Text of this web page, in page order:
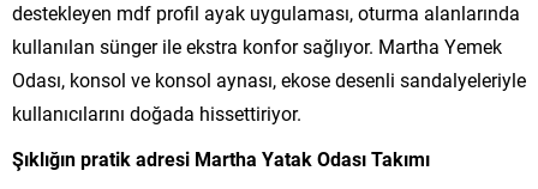
destekleyen mdf profil ayak uygulaması, oturma alanlarında
kullanılan sünger ile ekstra konfor sağlıyor. Martha Yemek
Odası, konsol ve konsol aynası, ekose desenli sandalyeleriyle
kullanıcılarını doğada hissettiriyor.
Şıklığın pratik adresi Martha Yatak Odası Takımı